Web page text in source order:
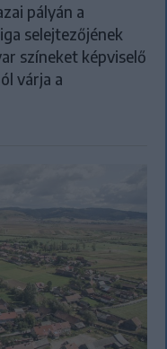
pályán a
selejtezőjének
színeket képviselő
várja a